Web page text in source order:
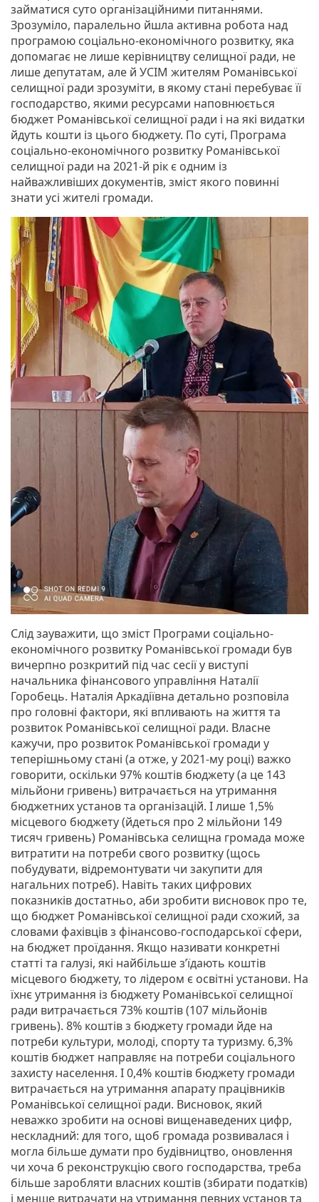
займатися суто організаційними питаннями.
Зрозуміло, паралельно йшла активна робота над
програмою соціально-економічного розвитку, яка
допомагає не лише керівництву селищної ради, не
лише депутатам, але й УСІМ жителям Романівської
селищної ради зрозуміти, в якому стані перебуває її
господарство, якими ресурсами наповнюється
бюджет Романівської селищної ради і на які видатки
йдуть кошти із цього бюджету. По суті, Програма
соціально-економічного розвитку Романівської
селищної ради на 2021-й рік є одним із
найважливіших документів, зміст якого повинні
знати усі жителі громади.
Слід зауважити, що зміст Програми соціально-
економічного розвитку Романівської громади був
вичерпно розкритий під час сесії у виступі
начальника фінансового управління Наталії
Горобець. Наталія Аркадіївна детально розповіла
про головні фактори, які впливають на життя та
розвиток Романівської селищної ради. Власне
кажучи, про розвиток Романівської громади у
теперішньому стані (а отже, у 2021-му році) важко
говорити, оскільки 97% коштів бюджету (а це 143
мільйони гривень) витрачається на утримання
бюджетних установ та організацій. І лише 1,5%
місцевого бюджету (йдеться про 2 мільйони 149
тисяч гривень) Романівська селищна громада може
витратити на потреби свого розвитку (щось
побудувати, відремонтувати чи закупити для
нагальних потреб). Навіть таких цифрових
показників достатньо, аби зробити висновок про те,
що бюджет Романівської селищної ради схожий, за
словами фахівців з фінансово-господарської сфери,
на бюджет проїдання. Якщо називати конкретні
статті та галузі, які найбільше з’їдають коштів
місцевого бюджету, то лідером є освітні установи. На
їхнє утримання із бюджету Романівської селищної
ради витрачається 73% коштів (107 мільйонів
гривень). 8% коштів з бюджету громади йде на
потреби культури, молоді, спорту та туризму. 6,3%
коштів бюджет направляє на потреби соціального
захисту населення. І 0,4% коштів бюджету громади
витрачається на утримання апарату працівників
Романівської селищної ради. Висновок, який
неважко зробити на основі вищенаведених цифр,
нескладний: для того, щоб громада розвивалася і
могла більше думати про будівництво, оновлення
чи хоча б реконструкцію свого господарства, треба
більше заробляти власних коштів (збирати податків)
і менше витрачати на утримання певних установ та